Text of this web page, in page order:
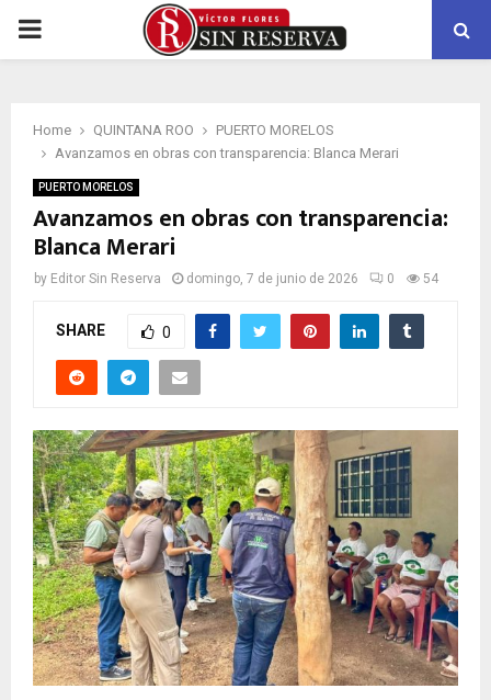
PRIMARY
Home QUINTANA ROO
PUERTO MORELOS
Avanzamos en obras con transparencia: Blanca Merari
PUERTO MORELOS
Avanzamos en obras con transparencia:
Blanca Merari
by Editor Sin Reserva domingo, 7 de junio de 2026 0 54
SHARE 0